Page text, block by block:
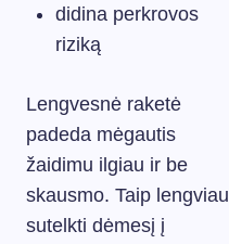
didina perkrovos
riziką
Lengvesnė raketė
padeda mėgautis
žaidimu ilgiau ir be
skausmo. Taip lengviau
sutelkti dėmesį į